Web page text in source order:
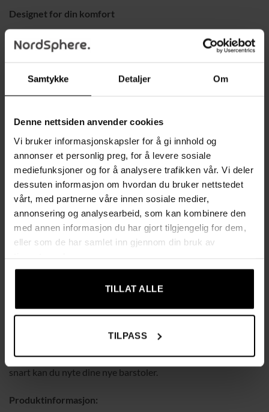
Samtykke Detaljer Om
Denne nettsiden anvender cookies
Vi bruker informasjonskapsler for å gi innhold og
annonser et personlig preg, for å levere sosiale
mediefunksjoner og for å analysere trafikken vår. Vi deler
dessuten informasjon om hvordan du bruker nettstedet
vårt, med partnerne våre innen sosiale medier,
annonsering og analysearbeid, som kan kombinere den
med annen informasjon du har gjort tilgjengelig for dem,
eller som de har samlet inn gjennom din bruk av
TILLAT ALLE
TILPASS
Designet for din komfort
Nyt avslappende stunder i baren med disse barstolene som
tilbyr både stil og komfort. Det romslige setet med en
sikrer at du kan sitte komfortabelt over lengre tid.
Skjønnhet møter kvalitet i dette barstolsettet. Den robuste
stålrammen og høykvalitets treplaten gir deg en trygg og
komfortabel sitteopplevelse. Disse stolene fullfører
barområdet ditt og gir en langvarig og stabil løsning.
Perfekt passform for ditt rom
Med en kompakt design og en setehøyde på 73 cm passer
når de ikke er i bruk – trekk dem bare frem når det er tid for et
Enkel montering
Monteringen av disse kjøkkenstolene er enkel og grei. Følg de
tydelige instruksjonene for å sette sammen de få delene, og
snart kan du nyte dine nye barstoler.
Produktinformasjon: